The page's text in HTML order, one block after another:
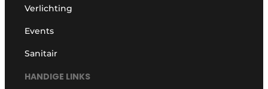
Verlichting
Events
Sanitair
HANDIGE LINKS